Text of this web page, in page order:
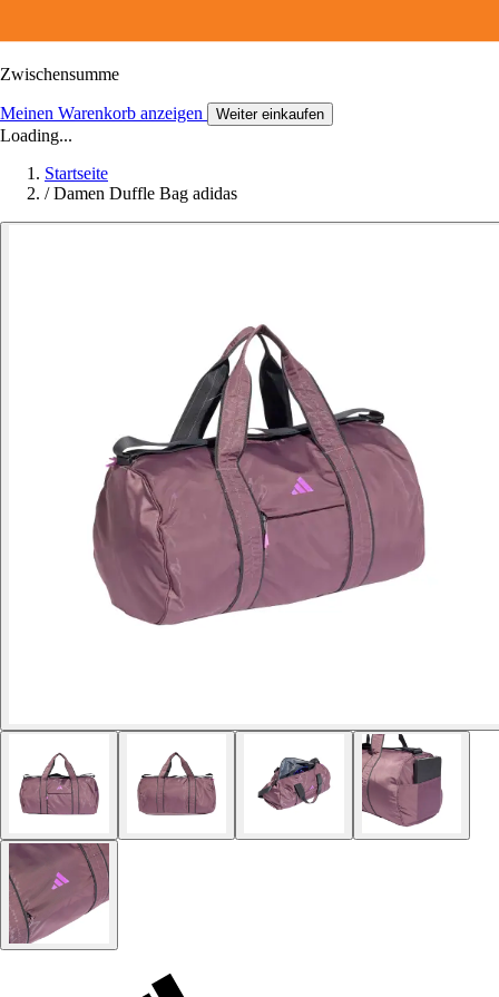
Zwischensumme
Meinen Warenkorb anzeigen Weiter einkaufen
Loading...
Startseite
/ Damen Duffle Bag adidas